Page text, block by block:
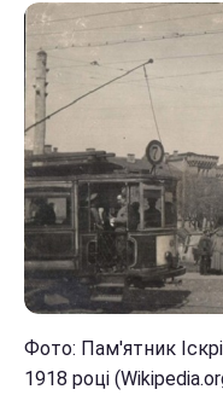
Фото: Пам'ятник
1918 році